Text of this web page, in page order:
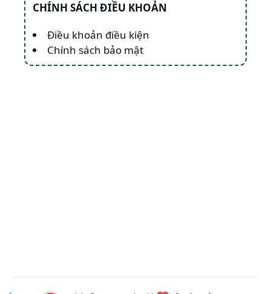
CHÍNH SÁCH ĐIỀU KHOẢN
Điều khoản điều kiện
Chính sách bảo mật